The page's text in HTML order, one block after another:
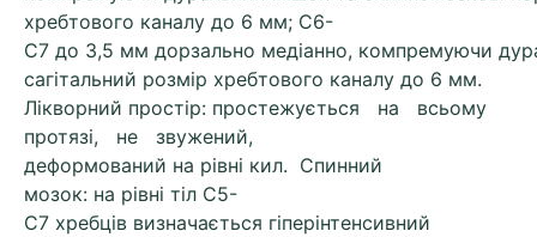
хребтового каналу до 6 мм; С6-
С7 до 3,5 мм дорзально медіанно, компремуючи
сагітальний розмір хребтового каналу до 6 мм.
Лікворний простір: простежується на всьому
протязі, не звужений,
деформований на рівні кил. Спинний
мозок: на рівні тіл С5-
С7 хребців визначається гіперінтенсивний